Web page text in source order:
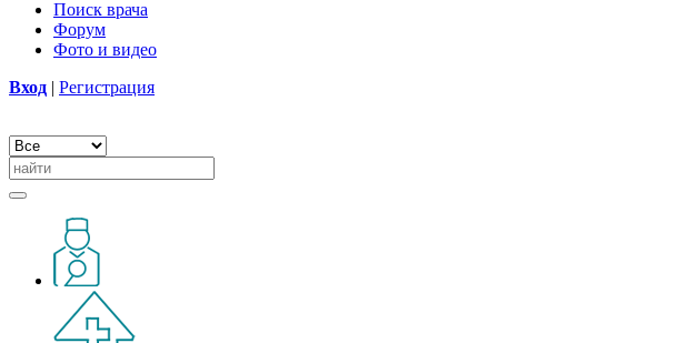
Поиск врача
Форум
Фото и видео
Вход | Регистрация